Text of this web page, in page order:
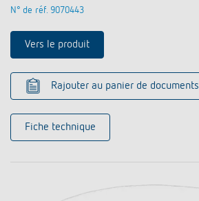
N° de réf. 9070443
Vers le produit
Rajouter au panier de documents
Fiche technique